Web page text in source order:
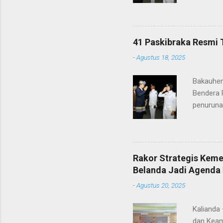
ke-80
terima
Gunung
41 Paskibraka Resmi
-Agustus 18, 2025
Bendera
ke-80
terima
orang
Rakor Strategis
Belanda Jadi
-Agustus 20, 2025
Kalianda
dan